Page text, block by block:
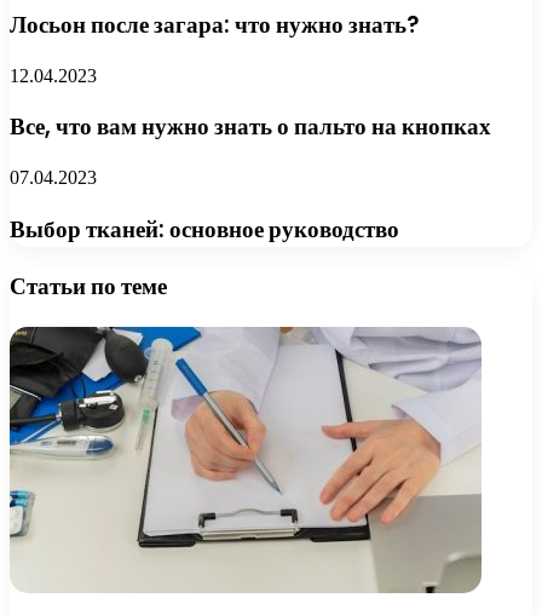
Лосьон после загара: что нужно знать?
12.04.2023
Все, что вам нужно знать о пальто на кнопках
07.04.2023
Выбор тканей: основное руководство
Статьи по теме